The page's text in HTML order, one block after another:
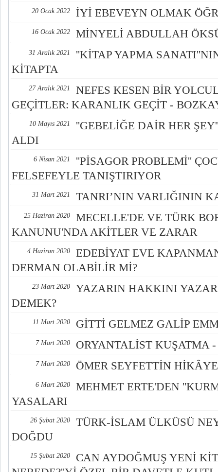
20 Ocak 2022 İYİ EBEVEYN OLMAK
16 Ocak 2022 MİNYELİ ABDULLAH
31 Aralık 2021
''KİTAP YAPMA
KİTAPTA
27 Aralık 2021
NEFES KESEN BİR
GEÇİTLER: KARANLIK GEÇİT -
10 Mayıs 2021
''GEBELİĞE DAİR HER
ALDI
6 Nisan 2021
''PİSAGOR PROBLEMİ''
FELSEFEYLE TANIŞTIRIYOR
31 Mart 2021 TANRI’NIN VARLIĞININ
25 Haziran 2020
MECELLE'DE VE TÜRK
KANUNU'NDA AKİTLER VE ZARAR
4 Haziran 2020
EDEBİYAT EVE
DERMAN OLABİLİR Mİ?
23 Mart 2020
YAZARIN HAKKINI
DEMEK?
11 Mart 2020 GİTTİ GELMEZ GALİP
7 Mart 2020 ORYANTALİST KUŞATMA
7 Mart 2020 ÖMER SEYFETTİN
6 Mart 2020
MEHMET ERTE'DEN
YASALARI
26 Şubat 2020
TÜRK-İSLAM ÜLKÜSÜ
DOĞDU
15 Şubat 2020
CAN AYDOĞMUŞ YENİ